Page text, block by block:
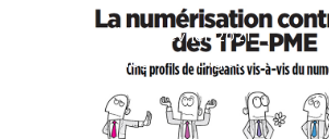
1 Février 2021
Blog
Digital